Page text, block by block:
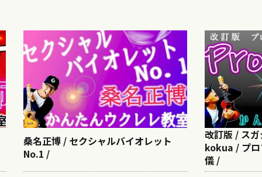
桑名正博 / セクシャルバイオレット
No.1 /
改訂版 / ス
kokua / プロ
儀 /